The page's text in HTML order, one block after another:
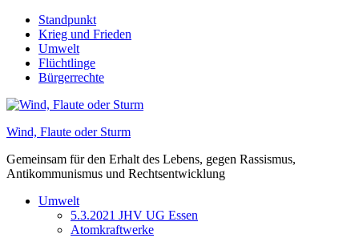
Skip
content
Standpunkt
Krieg und Frieden
Umwelt
Flüchtlinge
Bürgerrechte
Wind, Flaute oder Sturm
Gemeinsam für den Erhalt des Lebens, gegen Rassismus,
Antikommunismus und Rechtsentwicklung
Umwelt
5.3.2021 JHV UG Essen
Atomkraftwerke